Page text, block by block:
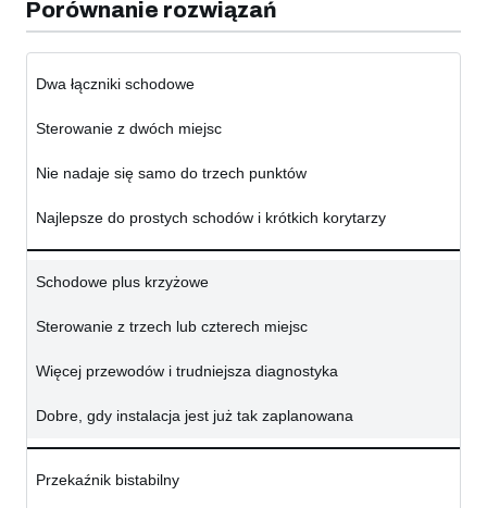
Porównanie rozwiązań
Dwa łączniki schodowe
Sterowanie z dwóch miejsc
Nie nadaje się samo do trzech punktów
Najlepsze do prostych schodów i krótkich korytarzy
Schodowe plus krzyżowe
Sterowanie z trzech lub czterech miejsc
Więcej przewodów i trudniejsza diagnostyka
Dobre, gdy instalacja jest już tak zaplanowana
Przekaźnik bistabilny